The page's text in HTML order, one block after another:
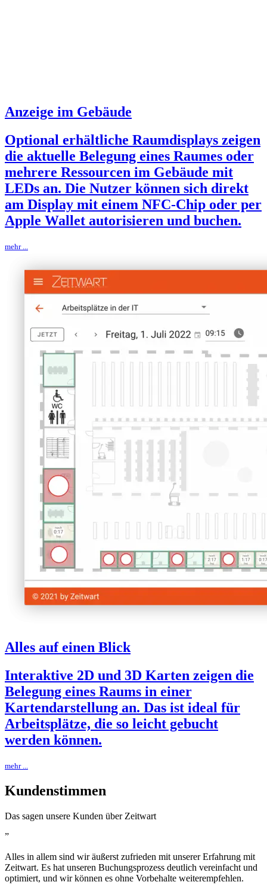
Anzeige im Gebäude
Optional erhältliche Raumdisplays zeigen
die aktuelle Belegung eines Raumes oder
mehrere Ressourcen im Gebäude mit
LEDs an. Die Nutzer können sich direkt
am Display mit einem NFC-Chip oder per
Apple Wallet autorisieren und buchen.
mehr ...
Alles auf einen Blick
Interaktive 2D und 3D Karten zeigen die
Belegung eines Raums in einer
Kartendarstellung an. Das ist ideal für
Arbeitsplätze, die so leicht gebucht
werden können.
mehr ...
Kundenstimmen
Das sagen unsere Kunden über Zeitwart
”
Alles in allem sind wir äußerst zufrieden mit unserer Erfahrung mit
Zeitwart. Es hat unseren Buchungsprozess deutlich vereinfacht und
optimiert, und wir können es ohne Vorbehalte weiterempfehlen.